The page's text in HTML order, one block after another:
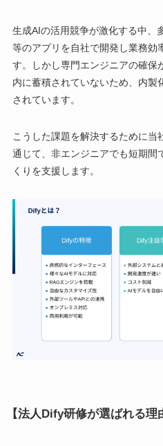
生成AIの活用競争が激化する中、
等のアプリを自社で開発し業務効
す。しかし専門エンジニアの確保
内に蓄積されていないため、内製
されています。
こうした課題を解決するために当
通じて、非エンジニアでも短期間
くりを支援します。
【法人Dify研修が選ばれる理